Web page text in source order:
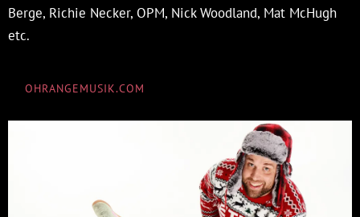
Berge, Richie Necker, OPM, Nick Woodland, Mat McHugh
etc.
OHRANGEMUSIK.COM